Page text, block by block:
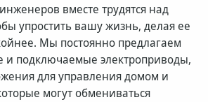
вместе трудятся над
упростить вашу жизнь, делая ее
Мы постоянно предлагаем
подключаемые электроприводы,
для управления домом и
могут обмениваться